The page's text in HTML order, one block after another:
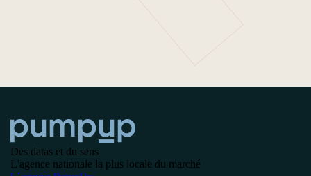
Des datas et du sens
L'agence nationale la plus locale du marché